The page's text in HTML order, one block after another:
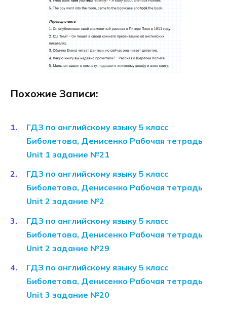
Похожие Записи:
ГДЗ по английскому языку 5 класс
Биболетова, Денисенко Рабочая тетрадь
Unit 1 задание №21
ГДЗ по английскому языку 5 класс
Биболетова, Денисенко Рабочая тетрадь
Unit 2 задание №2
ГДЗ по английскому языку 5 класс
Биболетова, Денисенко Рабочая тетрадь
Unit 2 задание №29
ГДЗ по английскому языку 5 класс
Биболетова, Денисенко Рабочая тетрадь
Unit 3 задание №20